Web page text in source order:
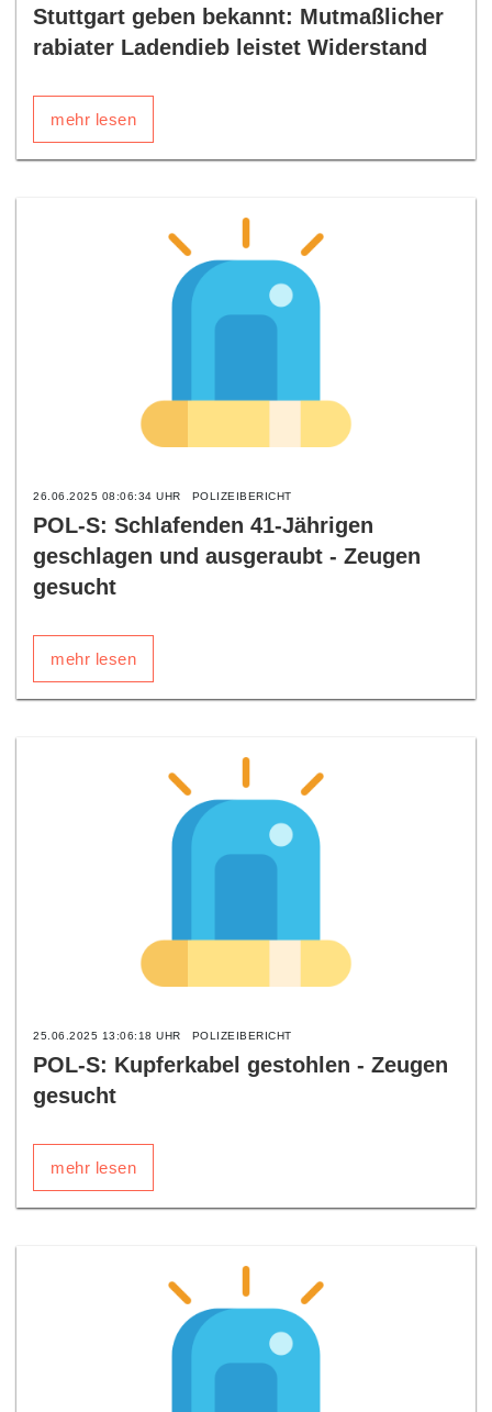
Stuttgart geben bekannt: Mutmaßlicher
rabiater Ladendieb leistet Widerstand
mehr lesen
26.06.2025 08:06:34 UHR POLIZEIBERICHT
POL-S: Schlafenden 41-Jährigen
geschlagen und ausgeraubt - Zeugen
gesucht
mehr lesen
25.06.2025 13:06:18 UHR POLIZEIBERICHT
POL-S: Kupferkabel gestohlen - Zeugen
gesucht
mehr lesen